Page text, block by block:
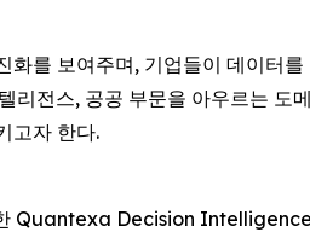
를 보여주며, 기업들이 데이터
전스, 공공 부문을 아우르는 도
고자 한다.
Quantexa Decision